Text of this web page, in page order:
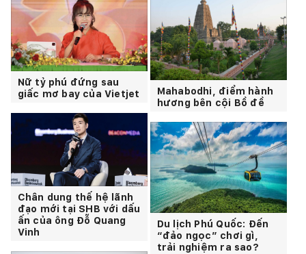
Nữ tỷ phú đứng sau
giấc mơ bay của Vietjet
Chân dung thế hệ lãnh
đạo mới tại SHB với dấu
ấn của ông Đỗ Quang
Vinh
Mahabodhi, điểm hành
hương bên cội Bồ đề
Du lịch Phú Quốc: Đến
“đảo ngọc” chơi gì,
trải nghiệm ra sao?